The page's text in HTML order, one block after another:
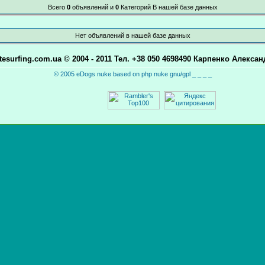
Всего 0объявлений и 0Категорий В нашей базе данных
Нет объявлений в нашей базе данных
© 2004 - 2011 Тел. +38 050 4698490 Карпенко
© 2005 eDogs nuke based on php nuke gnu/gpl _ _ _ _